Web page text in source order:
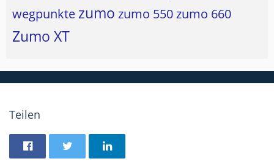
wegpunkte zumo zumo 550zumo 660
Zumo XT
Teilen